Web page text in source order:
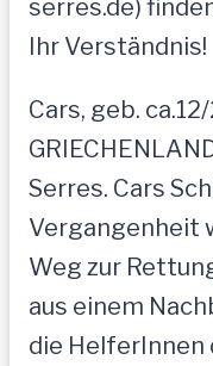
serres.de)
Ihr Verständnis!
Cars, geb.
Serres. Cars
Vergangenheit
Weg zur
aus einem
die HelferInnen